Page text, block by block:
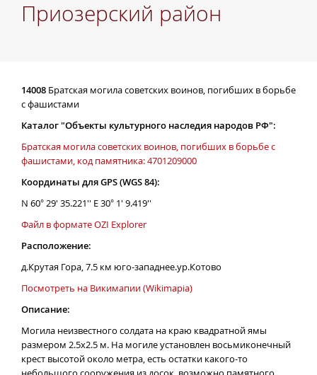
Приозерский район
14008 Братская могила советских воинов, погибших в борьбе
с фашистами
Каталог "Объекты культурного наследия народов РФ":
Братская могила советских воинов, погибших в борьбе с
фашистами, код памятника: 4701209000
Координаты для GPS (WGS 84):
N 60° 29' 35.221'' E 30° 1' 9.419''
Файл в формате OZI Explorer
Расположение:
д.Крутая Гора, 7.5 км юго-западнее.ур.Котово
Посмотреть на Викимапии (Wikimapia)
Описание:
Могила неизвестного солдата на краю квадратной ямы
размером 2.5х2.5 м. На могиле установлен восьмиконечный
крест высотой около метра, есть остатки какого-то